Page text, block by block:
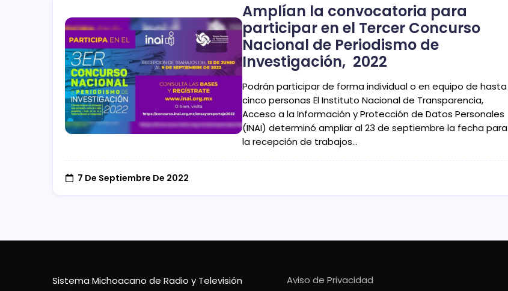
Amplían la convocatoria para
participar en el Tercer Concurso
Nacional de Periodismo de
Investigación, 2022
Podrán participar de forma individual o en equipo de hasta
cinco personas El Instituto Nacional de Transparencia,
Acceso a la Información y Protección de Datos Personales
(INAI) determinó ampliar al 23 de septiembre la fecha para
la recepción de trabajos…
7 De Septiembre De 2022
Sistema Michoacano de Radio y Televisión
Aviso de Privacidad